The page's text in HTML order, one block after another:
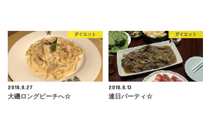
ダイエット
2018.8.27
大磯ロングビーチへ☆
ダイエット
2018.8.13
連日パーティ☆